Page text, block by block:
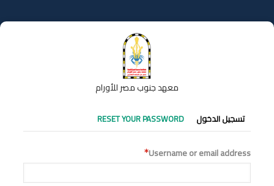
إلى
المحتوى
معهد جنوب مصر للأورام
التبويبات
الأساسية
تسجيل الدخول RESET YOUR PASSWORD
Username or email address